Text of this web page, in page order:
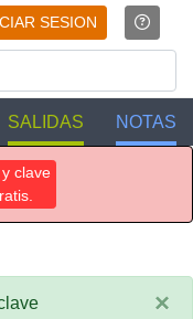
SESION
SALIDAS NOTAS
clave
×